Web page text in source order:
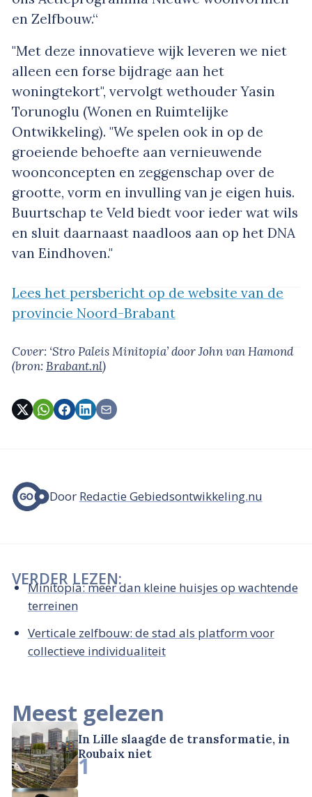
en Zelfbouw.“
"Met deze innovatieve wijk leveren we niet
alleen een forse bijdrage aan het
woningtekort", vervolgt wethouder Yasin
Torunoglu (Wonen en Ruimtelijke
Ontwikkeling). "We spelen ook in op de
groeiende behoefte aan vernieuwende
woonconcepten en zeggenschap over de
grootte, vorm en invulling van je eigen huis.
Buurtschap te Veld biedt voor ieder wat wils
en sluit daarnaast naadloos aan op het DNA
van Eindhoven."
Lees het persbericht op de website van de
provincie Noord-Brabant
Cover: ‘Stro Paleis Minitopia’door John van Hamond
(bron: Brabant.nl)
Door Redactie Gebiedsontwikkeling.nu
VERDER LEZEN:
Minitopia: meer dan kleine huisjes op wachtende
terreinen
Verticale zelfbouw: de stad als platform voor
collectieve individualiteit
Meest gelezen
In Lille slaagde de transformatie, in
Roubaix niet
1